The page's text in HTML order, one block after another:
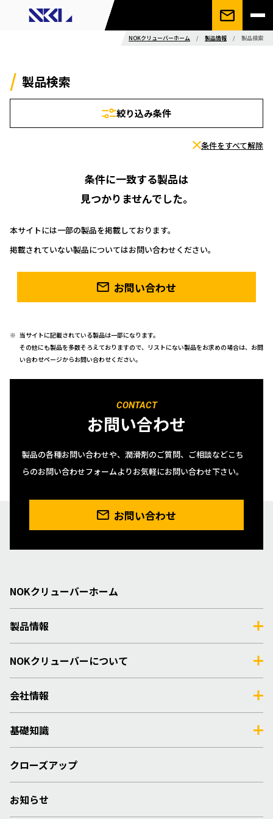
NOKクリューバーホーム / 製品情報 / 製品検索
製品検索
絞り込み条件
条件をすべて解除
条件に一致する製品は
見つかりませんでした。
本サイトには一部の製品を掲載しております。
掲載されていない製品についてはお問い合わせください。
お問い合わせ
当サイトに記載されている製品は一部になります。
その他にも製品を多数そろえておりますので、リストにない製品をお求めの場合は、お問
い合わせページからお問い合わせください。
CONTACT
お問い合わせ
製品の各種お問い合わせや、潤滑剤のご質問、ご相談などこち
らのお問い合わせフォームよりお気軽にお問い合わせ下さい。
お問い合わせ
NOKクリューバーホーム
製品情報
NOKクリューバーについて
会社情報
基礎知識
クローズアップ
お知らせ